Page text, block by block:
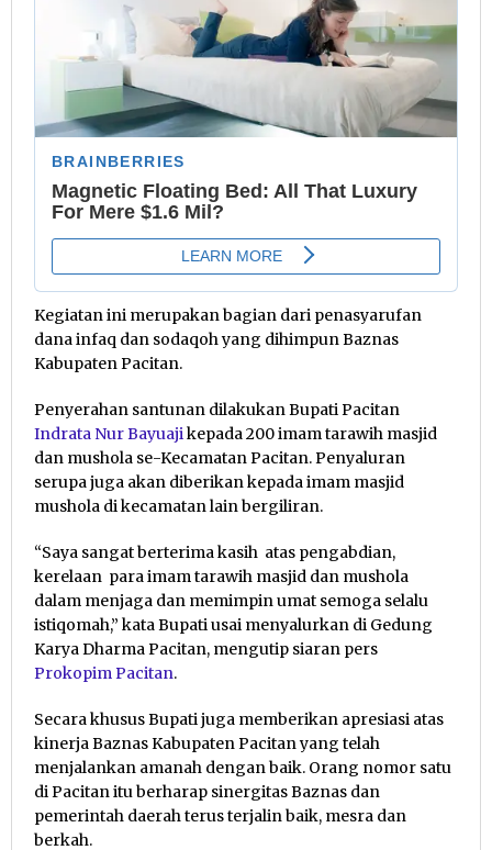
Kegiatan ini merupakan bagian dari penasyarufan
dana infaq dan sodaqoh yang dihimpun Baznas
Kabupaten Pacitan.
Penyerahan santunan dilakukan Bupati Pacitan
Indrata Nur Bayuajikepada 200 imam tarawih masjid
dan mushola se-Kecamatan Pacitan. Penyaluran
serupa juga akan diberikan kepada imam masjid
mushola di kecamatan lain bergiliran.
“Saya sangat berterima kasih atas pengabdian,
kerelaan para imam tarawih masjid dan mushola
dalam menjaga dan memimpin umat semoga selalu
istiqomah,” kata Bupati usai menyalurkan di Gedung
Karya Dharma Pacitan, mengutip siaran pers
Prokopim Pacitan.
Secara khusus Bupati juga memberikan apresiasi atas
kinerja Baznas Kabupaten Pacitan yang telah
menjalankan amanah dengan baik. Orang nomor satu
di Pacitan itu berharap sinergitas Baznas dan
pemerintah daerah terus terjalin baik, mesra dan
berkah.